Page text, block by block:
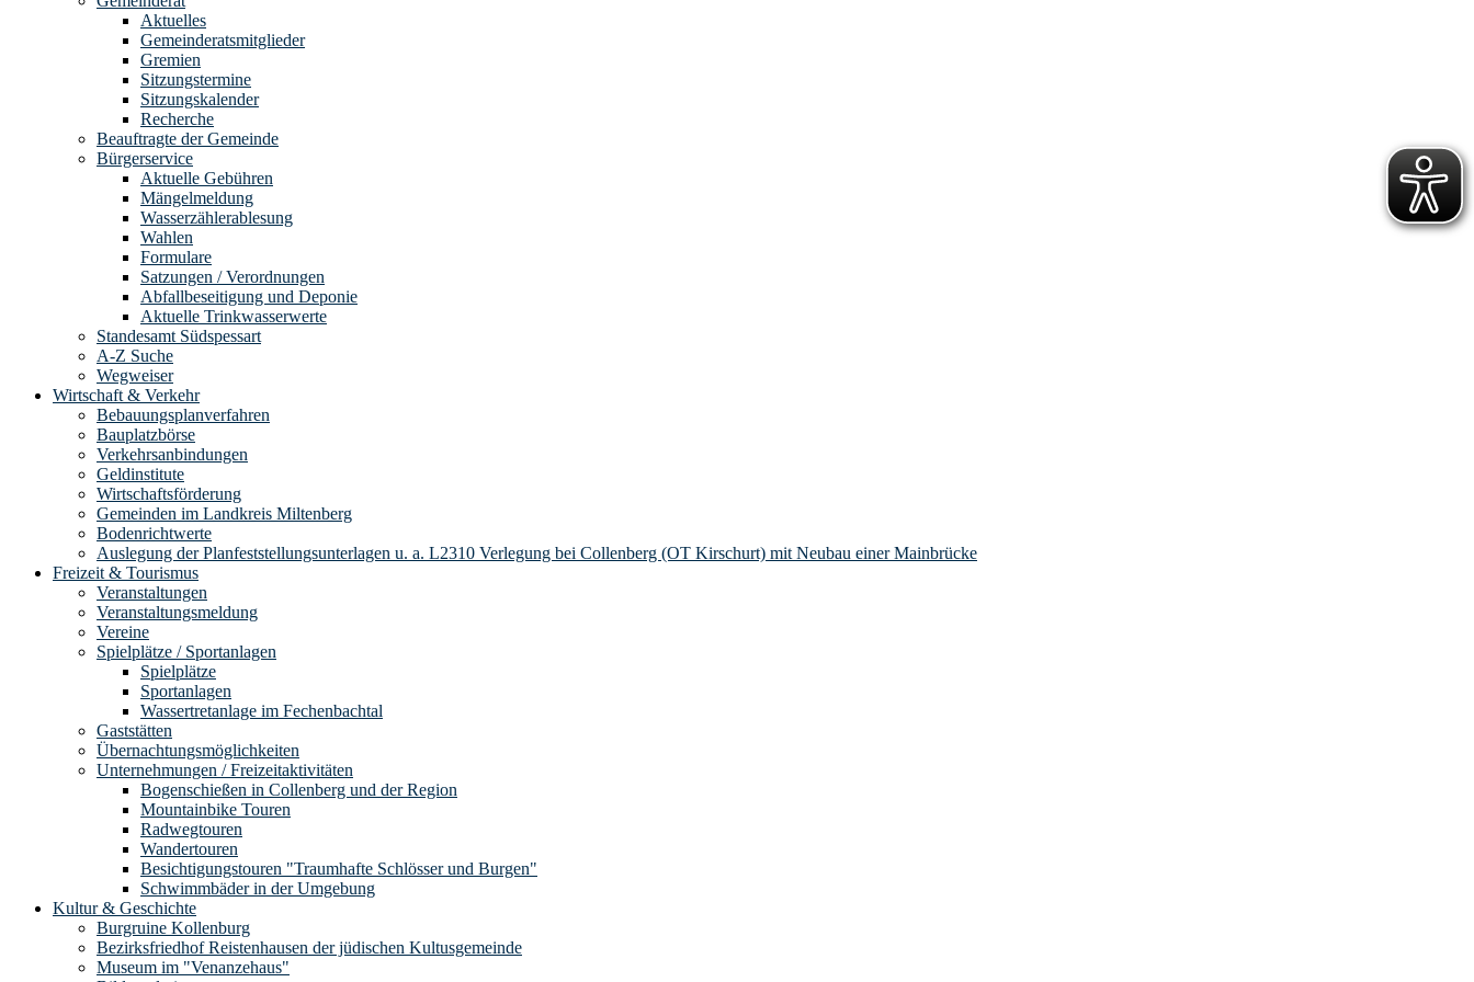
Aktuelles
Gemeinderatsmitglieder
Gremien
Sitzungstermine
Sitzungskalender
Recherche
Beauftragte der Gemeinde
Bürgerservice
Aktuelle Gebühren
Mängelmeldung
Wasserzählerablesung
Wahlen
Formulare
Satzungen / Verordnungen
Abfallbeseitigung und Deponie
Aktuelle Trinkwasserwerte
Standesamt Südspessart
A-Z Suche
Wegweiser
Wirtschaft & Verkehr
Bebauungsplanverfahren
Bauplatzbörse
Verkehrsanbindungen
Geldinstitute
Wirtschaftsförderung
Gemeinden im Landkreis Miltenberg
Bodenrichtwerte
Auslegung der Planfeststellungsunterlagen u. a. L2310 Verlegung bei Collenberg (OT Kirschurt) mit Neubau einer Mainbrücke
Freizeit & Tourismus
Veranstaltungen
Veranstaltungsmeldung
Vereine
Spielplätze / Sportanlagen
Spielplätze
Sportanlagen
Wassertretanlage im Fechenbachtal
Gaststätten
Übernachtungsmöglichkeiten
Unternehmungen / Freizeitaktivitäten
Bogenschießen in Collenberg und der Region
Mountainbike Touren
Radwegtouren
Wandertouren
Besichtigungstouren "Traumhafte Schlösser und Burgen"
Schwimmbäder in der Umgebung
Kultur & Geschichte
Burgruine Kollenburg
Bezirksfriedhof Reistenhausen der jüdischen Kultusgemeinde
Museum im "Venanzehaus"